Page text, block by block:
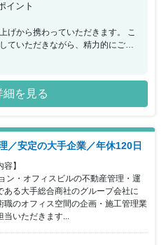
イント
げから携わっていただきます。 こ
ていただきながら、精力的にご活
同社は非常に効率的な働き方をし
の承認作業やスケジュール管理
間で結果を出す働き方を実現する
ノロジーで、世界を変える。」を
注目の企業になります。
細を見る
／安定の大手企業／年休120日
容】
ある大手総合商社のグループ会社に
職のオフィス空間の企画・施工管理業
当いただきます...